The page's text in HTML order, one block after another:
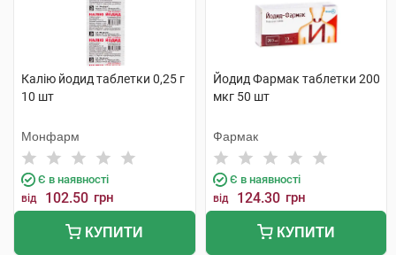
Калію йодид таблетки 0,25 г
10 шт
Монфарм
Є в наявності
від 102.50 грн
КУПИТИ
Йодид Фармак таблетки 200
мкг 50 шт
Фармак
Є в наявності
від 124.30 грн
КУПИТИ